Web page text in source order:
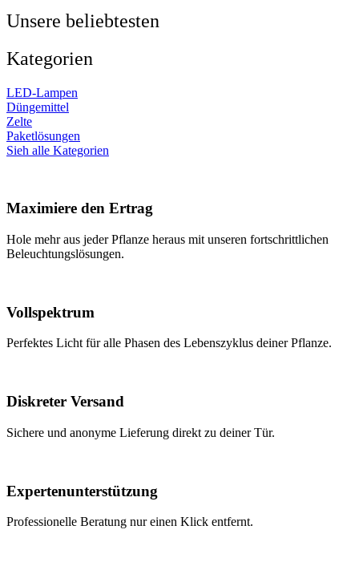
Unsere beliebtesten
Kategorien
LED-Lampen
Düngemittel
Zelte
Paketlösungen
Sieh alle Kategorien
Maximiere den Ertrag
Hole mehr aus jeder Pflanze heraus mit unseren fortschrittlichen
Beleuchtungslösungen.
Vollspektrum
Perfektes Licht für alle Phasen des Lebenszyklus deiner Pflanze.
Diskreter Versand
Sichere und anonyme Lieferung direkt zu deiner Tür.
Expertenunterstützung
Professionelle Beratung nur einen Klick entfernt.